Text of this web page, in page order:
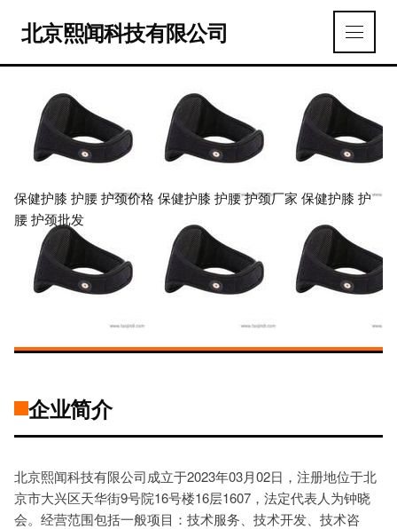
北京熙闻科技有限公司
保健护膝 护腰 护颈价格 保健护膝 护腰 护颈厂家 保健护膝 护
腰 护颈批发
企业简介
北京熙闻科技有限公司成立于2023年03月02日，注册地位于北
京市大兴区天华街9号院16号楼16层1607，法定代表人为钟晓
会。经营范围包括一般项目：技术服务、技术开发、技术咨